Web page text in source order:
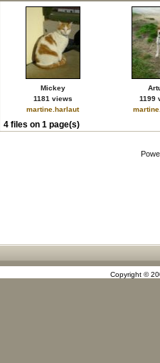
Mickey
1181 views
martine.harlaut
1199
4 files on 1 page(s)
Copyright ©